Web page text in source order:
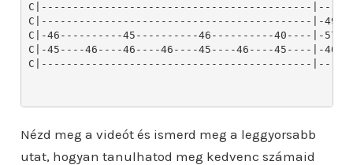
Nézd meg a videót és ismerd meg a leggyorsabb
utat, hogyan tanulhatod meg kedvenc számaid